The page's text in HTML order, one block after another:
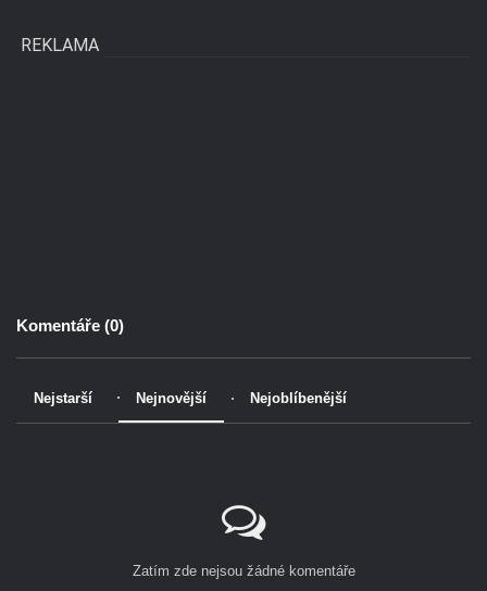
REKLAMA
Komentáře (0)
Nejstarší Nejnovější Nejoblíbenější
Zatím zde nejsou žádné komentáře